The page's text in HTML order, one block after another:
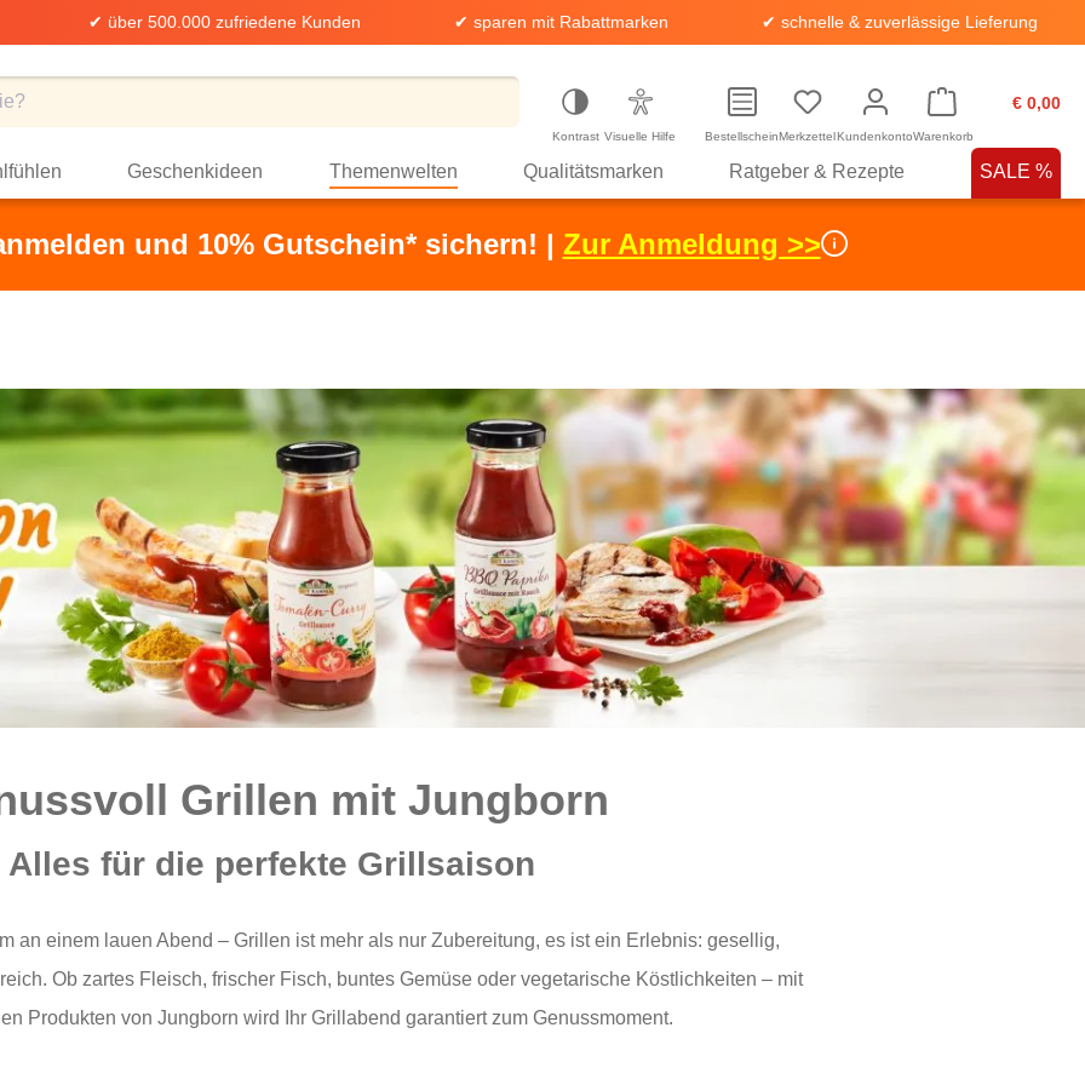
✔ über 500.000 zufriedene Kunden ✔ sparen mit Rabattmarken ✔ schnelle & zuverlässige Lieferung
Kontrast Visuelle Hilfe BestellscheinMerkzettelKundenkonto
€ 0,00
Warenkorb
Geschenkideen Themenwelten Qualitätsmarken Ratgeber & Rezepte SALE %
und 10% Gutschein* sichern! | Zur Anmeldung >>
Grillen mit Jungborn
Alles für die perfekte Grillsaison
an einem lauen Abend – Grillen ist mehr als nur Zubereitung, es ist ein Erlebnis: gesellig,
Ob zartes Fleisch, frischer Fisch, buntes Gemüse oder vegetarische Köstlichkeiten – mit
Produkten von Jungborn wird Ihr Grillabend garantiert zum Genussmoment.